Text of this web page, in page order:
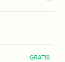
GRATIS